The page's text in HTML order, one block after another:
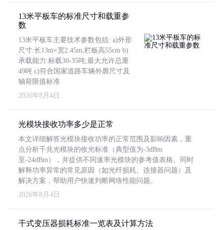
13米平板车的标准尺寸和载重参
数
13米平板车主要技术参数包括: a)外形
尺寸:长13m×宽2.45m,栏板高55cm b)
承载能力:标载30-35吨,最大允许总重
49吨 c)符合国家道路车辆外廓尺寸及
轴荷限值标准
2026年8月4日
光模块接收功率多少是正常
本文详细解答光模块接收功率的正常范围及影响因素，重
点分析千兆光模块的收光标准（典型值为-3dBm
至-24dBm），并提供不同速率光模块的参考值表格。同时
解释功率异常的常见原因（如光纤损耗、连接器问题）及
解决方案，帮助用户快速判断网络性能问题。
2026年8月4日
干式变压器损耗标准一览表及计算方法